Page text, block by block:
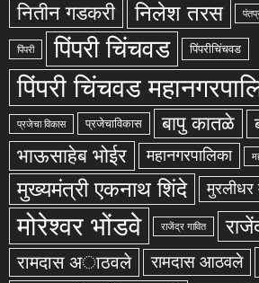
नितीन गडकरी निलेश तरस
पिंपरी पिंपरी चिंचवड पिंपरीचिंचवड
पिंपरी चिंचवड
प्रजेचा विकास प्रजेचाविकास बापु कातळे
भाऊसाहेब भोईर महानगरपालिका
मुख्यमंत्री एकनाथ शिंदे मुरलीधर
मोरेश्वर भोंडवे राजेंद्र गावित
रामदास अाठवले रामदास आठवले